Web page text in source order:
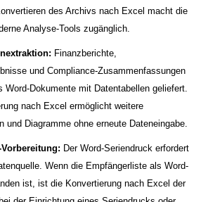
des Archivs nach Excel macht die
Analyse-Tools zugänglich.
Finanzberichte,
und Compliance-Zusammenfassungen
Word-Dokumente mit Datentabellen geliefert.
nach Excel ermöglicht weitere
und Diagramme ohne erneute Dateneingabe.
Der Word-Seriendruck erfordert
Wenn die Empfängerliste als Word-
ist, ist die Konvertierung nach Excel der